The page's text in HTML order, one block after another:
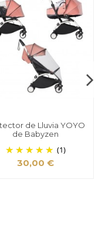
de Lluvia YOYO
de Babyzen
(1)
30,00 €